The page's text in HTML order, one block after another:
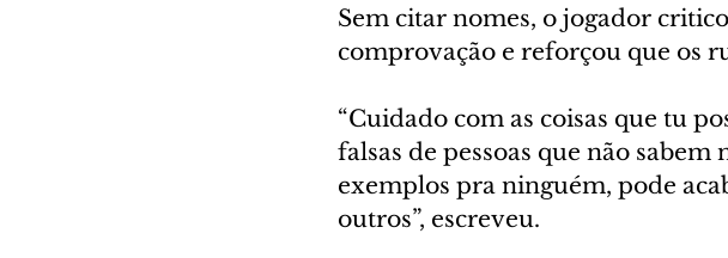
Sem citar nomes, o jogador
comprovação e reforçou que os
“Cuidado com as coisas que tu
falsas de pessoas que não
exemplos pra ninguém, pode
outros”, escreveu.